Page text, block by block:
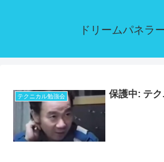
ドリームパネラ
テクニカル勉強会 保護中: テ